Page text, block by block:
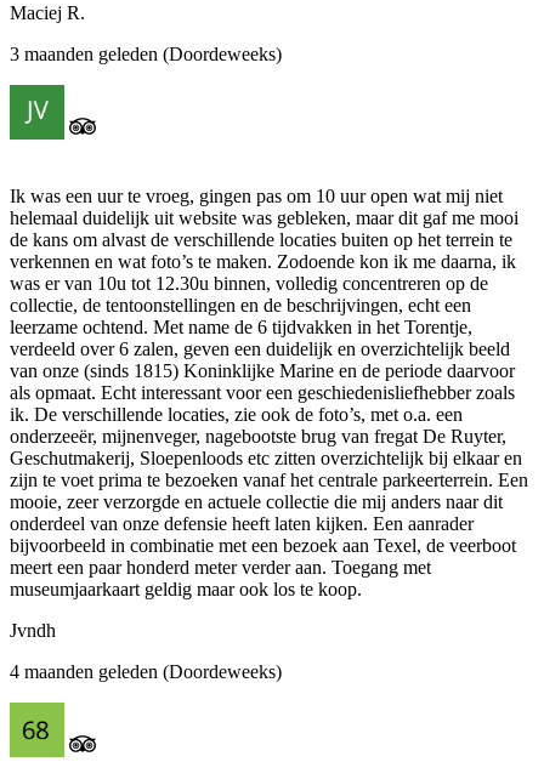
Maciej R.
3 maanden geleden (Doordeweeks)
Ik was een uur te vroeg, gingen pas om 10 uur open wat mij niet
helemaal duidelijk uit website was gebleken, maar dit gaf me mooi
de kans om alvast de verschillende locaties buiten op het terrein te
verkennen en wat foto’s te maken. Zodoende kon ik me daarna, ik
was er van 10u tot 12.30u binnen, volledig concentreren op de
collectie, de tentoonstellingen en de beschrijvingen, echt een
leerzame ochtend. Met name de 6 tijdvakken in het Torentje,
verdeeld over 6 zalen, geven een duidelijk en overzichtelijk beeld
van onze (sinds 1815) Koninklijke Marine en de periode daarvoor
als opmaat. Echt interessant voor een geschiedenisliefhebber zoals
ik. De verschillende locaties, zie ook de foto’s, met o.a. een
onderzeeër, mijnenveger, nagebootste brug van fregat De Ruyter,
Geschutmakerij, Sloepenloods etc zitten overzichtelijk bij elkaar en
zijn te voet prima te bezoeken vanaf het centrale parkeerterrein. Een
mooie, zeer verzorgde en actuele collectie die mij anders naar dit
onderdeel van onze defensie heeft laten kijken. Een aanrader
bijvoorbeeld in combinatie met een bezoek aan Texel, de veerboot
meert een paar honderd meter verder aan. Toegang met
museumjaarkaart geldig maar ook los te koop.
Jvndh
4 maanden geleden (Doordeweeks)